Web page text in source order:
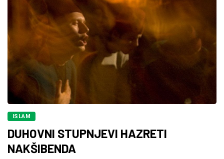
ISLAM
DUHOVNI STUPNJEVI HAZRETI
NAKŠIBENDA